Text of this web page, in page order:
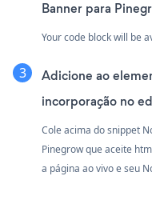
Banner para
Your code block will be
Adicione ao
incorporação no
Cole acima do snippet
Pinegrow que aceite
a página ao vivo e seu